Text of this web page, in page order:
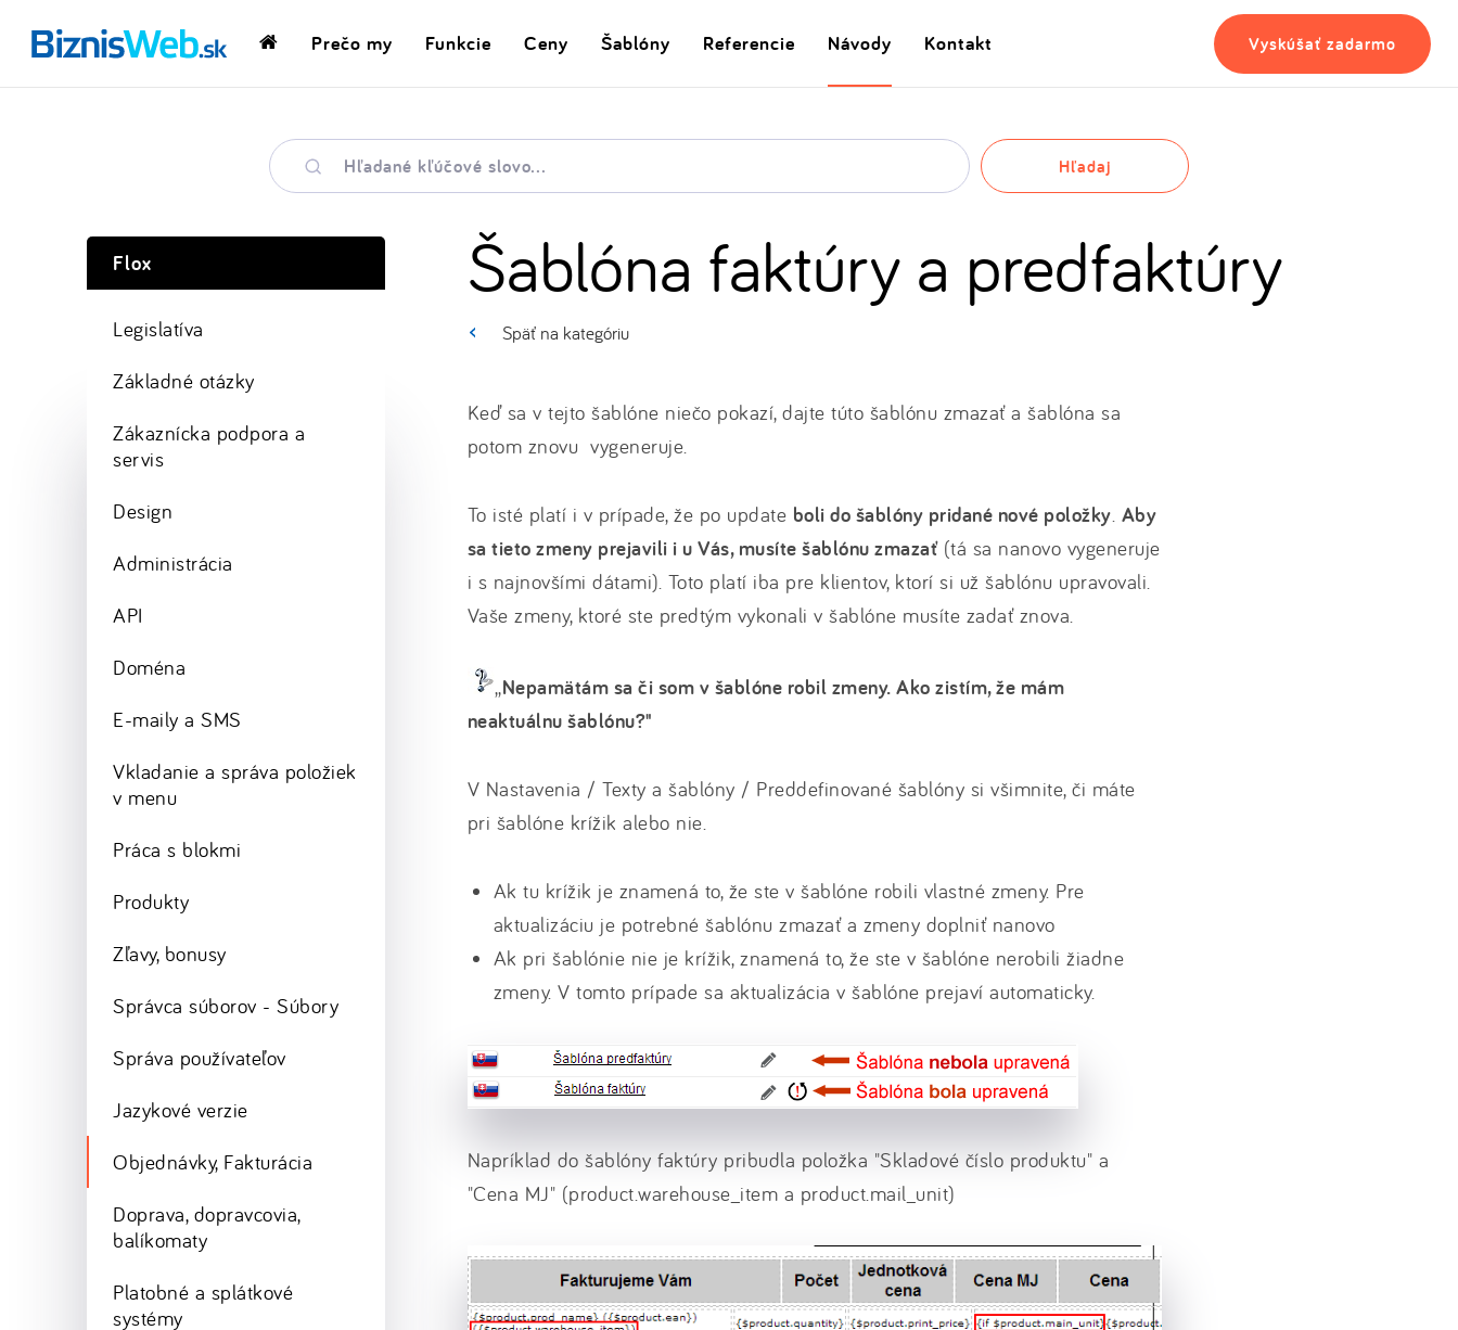
DomovskáPrečo my Funkcie Ceny Šablóny Referencie Návody Kontakt Vyskúšať zadarmo
Hľadané
kľúčové
slovo
Hľadaj
Späť na kategóriu
Šablóna faktúry a predfaktúry
Keď sa v tejto šablóne niečo pokazí, dajte túto šablónu zmazať a šablóna sa
potom znovu vygeneruje.
To isté platí i v prípade, že po update boli do šablóny pridané nové položky. Aby
sa tieto zmeny prejavili i u Vás, musíte šablónu zmazať(tá sa nanovo vygeneruje
i s najnovšími dátami). Toto platí iba pre klientov, ktorí si už šablónu upravovali.
Vaše zmeny, ktoré ste predtým vykonali v šablóne musíte zadať znova.
,,Nepamätám sa či som v šablóne robil zmeny. Ako zistím, že mám
neaktuálnu šablónu?"
V Nastavenia / Texty a šablóny / Preddefinované šablóny si všimnite, či máte
pri šablóne krížik alebo nie.
Ak tu krížik je znamená to, že ste v šablóne robili vlastné zmeny. Pre
aktualizáciu je potrebné šablónu zmazať a zmeny doplniť nanovo
Ak pri šablónie nie je krížik, znamená to, že ste v šablóne nerobili žiadne
zmeny. V tomto prípade sa aktualizácia v šablóne prejaví automaticky.
Napríklad do šablóny faktúry pribudla položka "Skladové číslo produktu" a
"Cena MJ" (product.warehouse_item a product.mail_unit)
Flox
Legislatíva
Základné otázky
Zákaznícka podpora a
servis
Design
Administrácia
API
Doména
E-maily a SMS
Vkladanie a správa položiek
v menu
Práca s blokmi
Produkty
Zľavy, bonusy
Správca súborov - Súbory
Správa používateľov
Jazykové verzie
Objednávky, Fakturácia
Doprava, dopravcovia,
balíkomaty
Platobné a splátkové
systémy